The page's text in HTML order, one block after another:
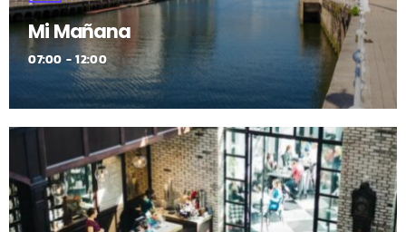
Mi Mañana
07:00 - 12:00